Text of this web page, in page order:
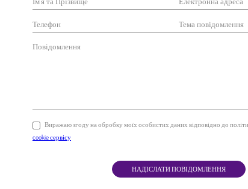
Виражаю згоду на обробку моїх особистих даних відповідно до
cookie сервісу
НАДІСЛАТИ ПОВІДОМЛЕННЯ